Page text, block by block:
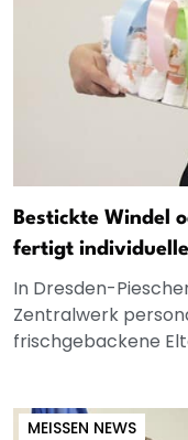
Bestickte Windel
fertigt
In Dresden-
Zentralwerk
frischgebackene
MEISSEN NEWS